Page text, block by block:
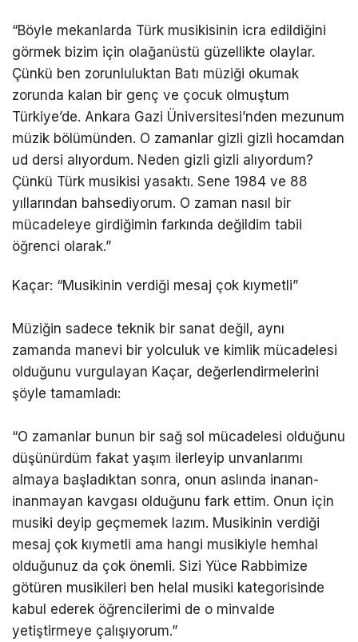
“Böyle mekanlarda Türk musikisinin icra edildiğini
görmek bizim için olağanüstü güzellikte olaylar.
Çünkü ben zorunluluktan Batı müziği okumak
zorunda kalan bir genç ve çocuk olmuştum
Türkiye’de. Ankara Gazi Üniversitesi’nden mezunum
müzik bölümünden. O zamanlar gizli gizli hocamdan
ud dersi alıyordum. Neden gizli gizli alıyordum?
Çünkü Türk musikisi yasaktı. Sene 1984 ve 88
yıllarından bahsediyorum. O zaman nasıl bir
mücadeleye girdiğimin farkında değildim tabii
öğrenci olarak.”
Kaçar: “Musikinin verdiği mesaj çok kıymetli”
Müziğin sadece teknik bir sanat değil, aynı
zamanda manevi bir yolculuk ve kimlik mücadelesi
olduğunu vurgulayan Kaçar, değerlendirmelerini
şöyle tamamladı:
“O zamanlar bunun bir sağ sol mücadelesi olduğunu
düşünürdüm fakat yaşım ilerleyip unvanlarımı
almaya başladıktan sonra, onun aslında inanan-
inanmayan kavgası olduğunu fark ettim. Onun için
musiki deyip geçmemek lazım. Musikinin verdiği
mesaj çok kıymetli ama hangi musikiyle hemhal
olduğunuz da çok önemli. Sizi Yüce Rabbimize
götüren musikileri ben helal musiki kategorisinde
kabul ederek öğrencilerimi de o minvalde
yetiştirmeye çalışıyorum.”